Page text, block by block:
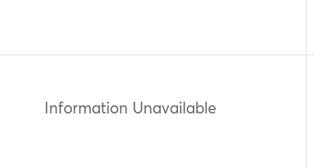
Information Unavailable